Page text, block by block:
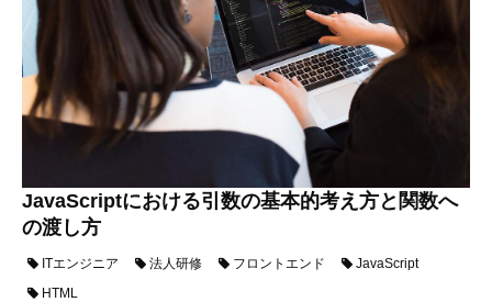
JavaScriptにおける引数の基本的考え方と関数へ
の渡し方
ITエンジニア 法人研修 フロントエンド
JavaScript
HTML